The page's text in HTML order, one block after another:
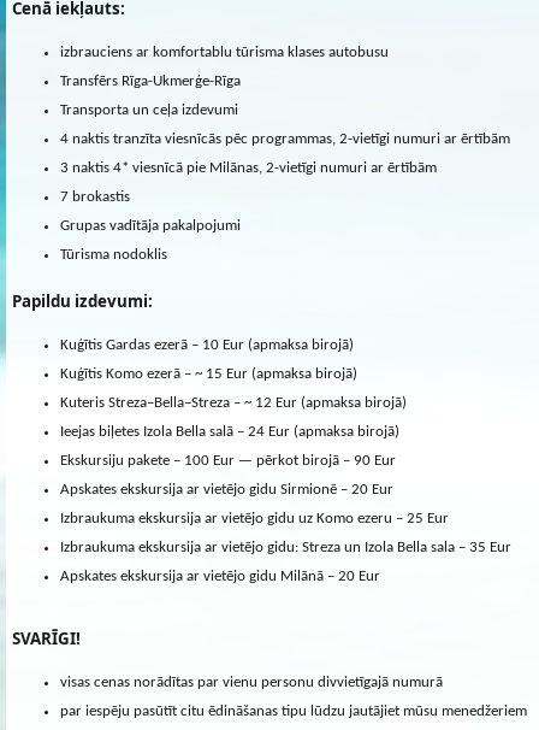
Cenā iekļauts:
izbrauciens ar komfortablu tūrisma klases autobusu
Transfērs Rīga-Ukmerģe-Rīga
Transporta un ceļa izdevumi
4 naktis tranzīta viesnīcās pēc programmas, 2-vietīgi numuri ar ērtībām
3 naktis 4* viesnīcā pie Milānas, 2-vietīgi numuri ar ērtībām
7 brokastis
Grupas vadītāja pakalpojumi
Tūrisma nodoklis
Papildu izdevumi:
Kuģītis Gardas ezerā – 10 Eur (apmaksa birojā)
Kuģītis Komo ezerā – ~ 15 Eur (apmaksa birojā)
Kuteris Streza–Bella–Streza – ~ 12 Eur (apmaksa birojā)
Ieejas biļetes Izola Bella salā – 24 Eur (apmaksa birojā)
Ekskursiju pakete – 100 Eur — pērkot birojā – 90 Eur
Apskates ekskursija ar vietējo gidu Sirmionē – 20 Eur
Izbraukuma ekskursija ar vietējo gidu uz Komo ezeru – 25 Eur
Izbraukuma ekskursija ar vietējo gidu: Streza un Izola Bella sala – 35 Eur
Apskates ekskursija ar vietējo gidu Milānā – 20 Eur
SVARĪGI!
visas cenas norādītas par vienu personu divvietīgajā numurā
par iespēju pasūtīt citu ēdināšanas tipu lūdzu jautājiet mūsu menedžeriem